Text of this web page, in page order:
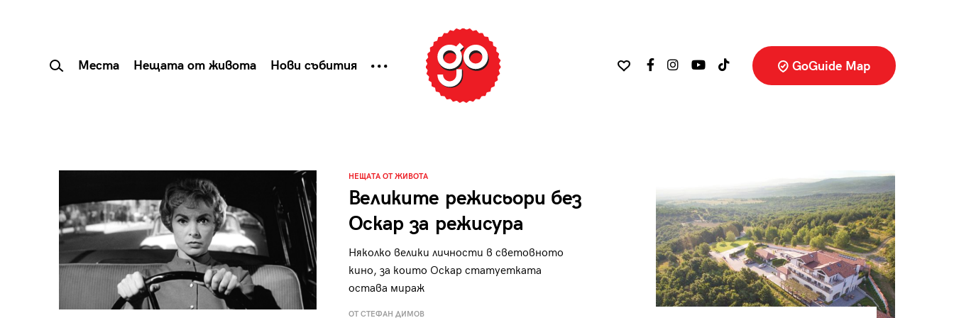
Места Нещата от живота Нови събития GoGuide Map
НЕЩАТА ОТ ЖИВОТА
Великите режисьори без
Оскар за режисура
Няколко велики личности в световното
кино, за които Оскар статуетката
остава мираж
ОТ СТЕФАН ДИМОВ